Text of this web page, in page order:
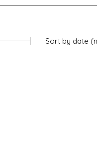
Sort by date